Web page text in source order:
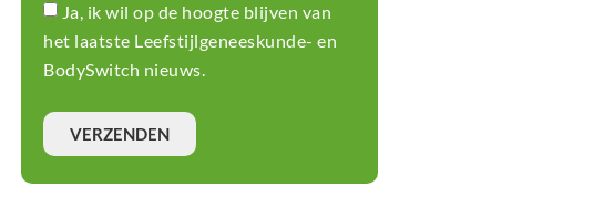
Ja, ik wil op de hoogte blijven van
het laatste Leefstijlgeneeskunde- en
BodySwitch nieuws.
VERZENDEN